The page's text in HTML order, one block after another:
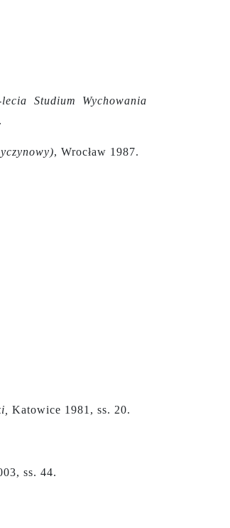
Studium Wychowania
, Wrocław 1987.
Katowice 1981, ss. 20.
ss. 44.